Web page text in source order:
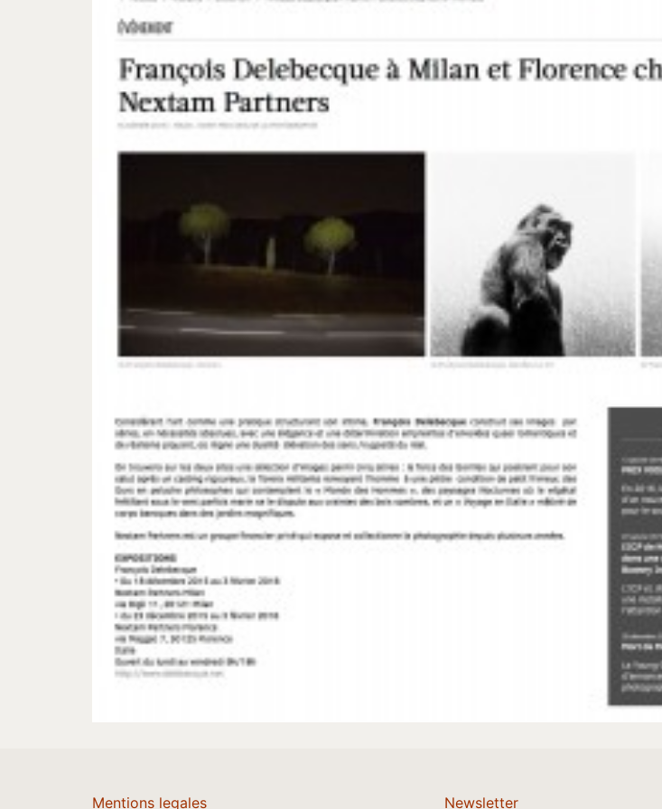
Mentions legales Newsletter